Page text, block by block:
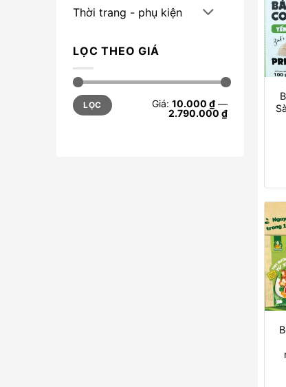
Thời trang - phụ kiện
LỌC THEO GIÁ
Giá
tối
thiểu
Giá
tối
đa
LỌC Giá: 10.000 ₫—
2.790.000 ₫